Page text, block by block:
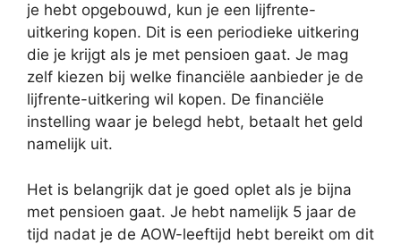
je hebt opgebouwd, kun je een lijfrente-
uitkering kopen. Dit is een periodieke uitkering
die je krijgt als je met pensioen gaat. Je mag
zelf kiezen bij welke financiële aanbieder je de
lijfrente-uitkering wil kopen. De financiële
instelling waar je belegd hebt, betaalt het geld
namelijk uit.
Het is belangrijk dat je goed oplet als je bijna
met pensioen gaat. Je hebt namelijk 5 jaar de
tijd nadat je de AOW-leeftijd hebt bereikt om dit